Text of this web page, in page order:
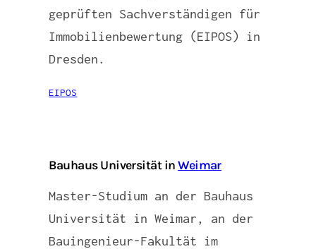
geprüften Sachverständigen für
Immobilienbewertung (EIPOS) in
Dresden.
EIPOS
Bauhaus Universität inWeimar
Master-Studium an der Bauhaus
Universität in Weimar, an der
Bauingenieur-Fakultät im